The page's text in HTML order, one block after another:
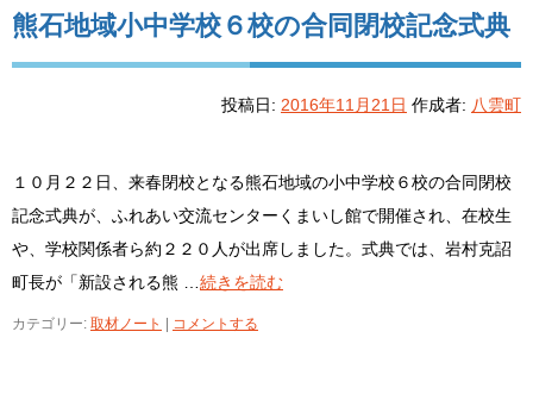
熊石地域小中学校６校の合同閉校記念式典
投稿日: 2016年11月21日 作成者: 八雲町
１０月２２日、来春閉校となる熊石地域の小中学校６校の合同閉校
記念式典が、ふれあい交流センターくまいし館で開催され、在校生
や、学校関係者ら約２２０人が出席しました。式典では、岩村克詔
町長が「新設される熊 … 続きを読む
カテゴリー: 取材ノート コメントする